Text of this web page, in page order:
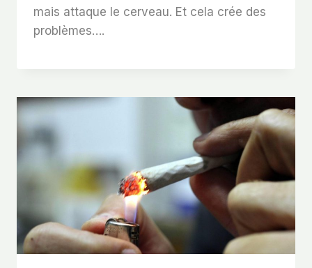
mais attaque le cerveau. Et cela crée des
problèmes….